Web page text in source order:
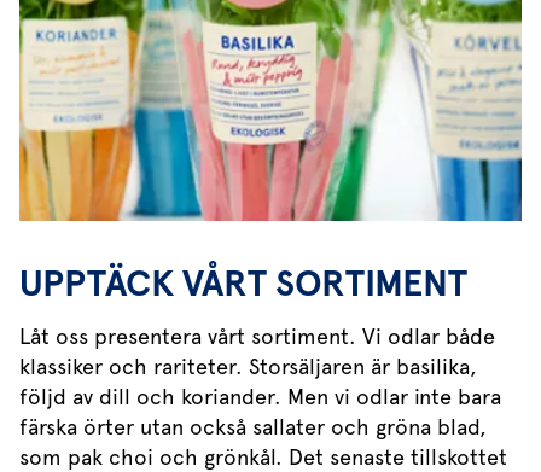
UPPTÄCK VÅRT SORTIMENT
Låt oss presentera vårt sortiment. Vi odlar både
klassiker och rariteter. Storsäljaren är basilika,
följd av dill och koriander. Men vi odlar inte bara
färska örter utan också sallater och gröna blad,
som pak choi och grönkål. Det senaste tillskottet